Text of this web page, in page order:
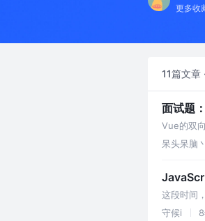
更多收
11篇文章
面试题
Vue的双
做过多描
呆头呆脑丶
这段时间
个前端开
守候i